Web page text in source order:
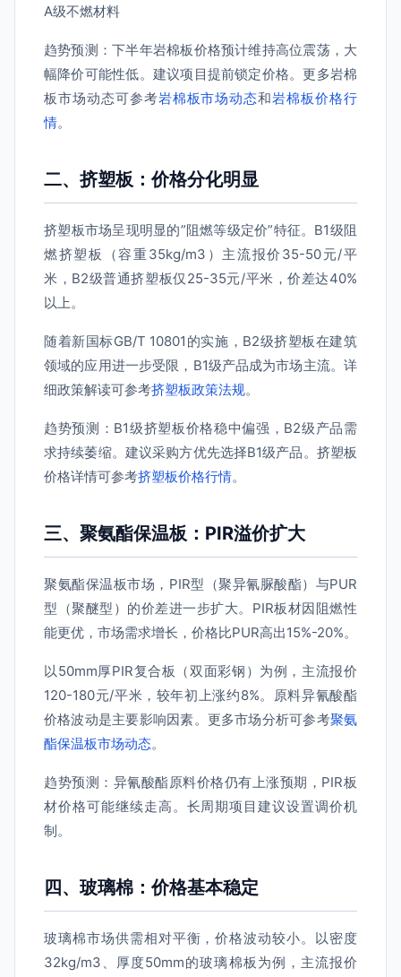
A级不燃材料
趋势预测：下半年岩棉板价格预计维持高位震荡，大
幅降价可能性低。建议项目提前锁定价格。更多岩棉
板市场动态可参考岩棉板市场动态和岩棉板价格行
情。
二、挤塑板：价格分化明显
挤塑板市场呈现明显的”阻燃等级定价”特征。B1级阻
燃挤塑板（容重35kg/m3）主流报价35-50元/平
米，B2级普通挤塑板仅25-35元/平米，价差达40%
以上。
随着新国标GB/T 10801的实施，B2级挤塑板在建筑
领域的应用进一步受限，B1级产品成为市场主流。详
细政策解读可参考挤塑板政策法规。
趋势预测：B1级挤塑板价格稳中偏强，B2级产品需
求持续萎缩。建议采购方优先选择B1级产品。挤塑板
价格详情可参考挤塑板价格行情。
三、聚氨酯保温板：PIR溢价扩大
聚氨酯保温板市场，PIR型（聚异氰脲酸酯）与PUR
型（聚醚型）的价差进一步扩大。PIR板材因阻燃性
能更优，市场需求增长，价格比PUR高出15%-20%。
以50mm厚PIR复合板（双面彩钢）为例，主流报价
120-180元/平米，较年初上涨约8%。原料异氰酸酯
价格波动是主要影响因素。更多市场分析可参考聚氨
酯保温板市场动态。
趋势预测：异氰酸酯原料价格仍有上涨预期，PIR板
材价格可能继续走高。长周期项目建议设置调价机
制。
四、玻璃棉：价格基本稳定
玻璃棉市场供需相对平衡，价格波动较小。以密度
32kg/m3、厚度50mm的玻璃棉板为例，主流报价